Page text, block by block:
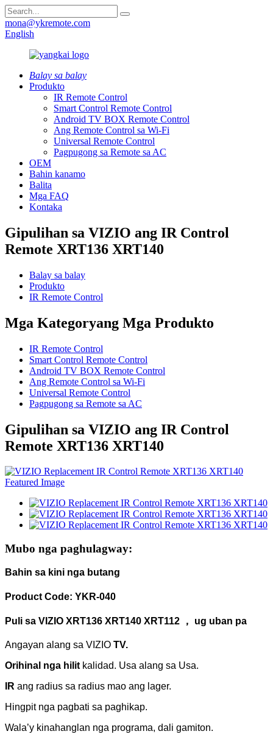
mona@ykremote.com
English
Balay sa balay
Produkto
IR Remote Control
Smart Control Remote Control
Android TV BOX Remote Control
Ang Remote Control sa Wi-Fi
Universal Remote Control
Pagpugong sa Remote sa AC
OEM
Bahin kanamo
Balita
Mga FAQ
Kontaka
Gipulihan sa VIZIO ang IR Control
Remote XRT136 XRT140
Balay sa balay
Produkto
IR Remote Control
Mga Kategoryang Mga Produkto
IR Remote Control
Smart Control Remote Control
Android TV BOX Remote Control
Ang Remote Control sa Wi-Fi
Universal Remote Control
Pagpugong sa Remote sa AC
Gipulihan sa VIZIO ang IR Control
Remote XRT136 XRT140
Mubo nga paghulagway:
Bahin sa kini nga butang
Product Code: YKR-040
Puli sa VIZIO XRT136 XRT140 XRT112 ， ug uban pa
Angayan alang sa VIZIO TV.
Orihinal nga hilit kalidad. Usa alang sa Usa.
IR ang radius sa radius mao ang lager.
Hingpit nga pagbati sa paghikap.
Wala’y kinahanglan nga programa, dali gamiton.